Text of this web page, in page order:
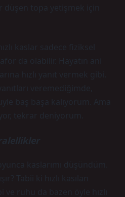
düşen topa yetişmek için
kaslar sadece fiziksel
da olabilir. Hayatın ani
hızlı yanıt vermek gibi.
veremediğimde,
baş başa kalıyorum. Ama
tekrar deniyorum.
kaslarımı düşündüm.
Tabii ki hızlı kasılan
ve ruhu da bazen öyle hızlı